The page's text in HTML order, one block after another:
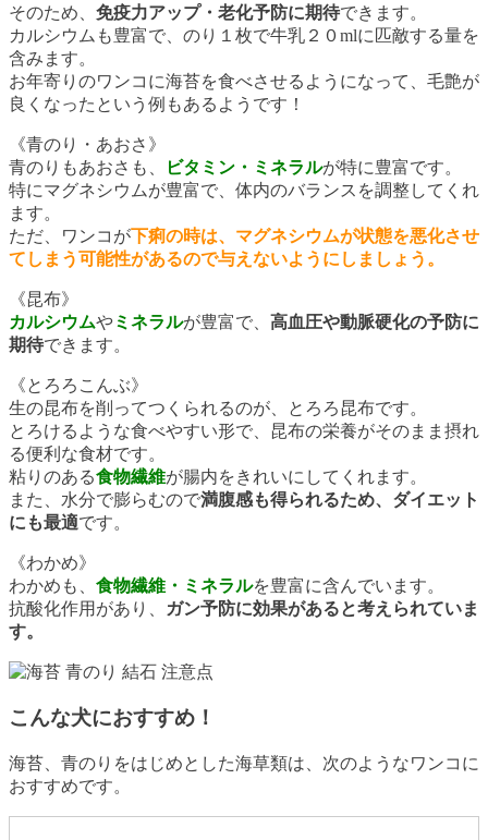
そのため、 免疫力アップ・老化予防に期待できます。
カルシウムも豊富で、のり１枚で牛乳２０mlに匹敵する量を
含みます。
お年寄りのワンコに海苔を食べさせるようになって、毛艶が
良くなったという例もあるようです！
《青のり・あおさ》
青のりもあおさも、
ビタミン・ミネラルが特に豊富です。
特にマグネシウムが豊富で、体内のバランスを調整してくれ
ます。
ただ、ワンコが下痢の時は、マグネシウムが状態を悪化させ
てしまう可能性があるので与えないようにしましょう。
《昆布》
カルシウムやミネラルが豊富で、 高血圧や動脈硬化の予防に
期待できます。
《とろろこんぶ》
生の昆布を削ってつくられるのが、とろろ昆布です。
とろけるような食べやすい形で、昆布の栄養がそのまま摂れ
る便利な食材です。
粘りのある食物繊維が腸内をきれいにしてくれます。
また、水分で膨らむので満腹感も得られるため、ダイエット
にも最適です。
《わかめ》
わかめも、 食物繊維・ミネラルを豊富に含んでいます。
抗酸化作用があり、
ガン予防に効果があると考えられていま
す。
こんな犬におすすめ！
海苔、青のりをはじめとした海草類は、次のようなワンコに
おすすめです。